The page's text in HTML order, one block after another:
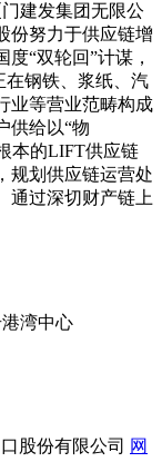
建发集团无限公
份努力于供应链增
“双轮回”计谋，
在钢铁、浆纸、汽
业等营业范畴构成
供给以“物
本的LIFT供应链
规划供应链运营处
通过深切财产链上
湾中心
股份有限公司 网